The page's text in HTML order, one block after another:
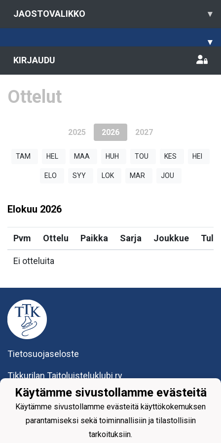
JAOSTOVALIKKO ▾
▾
KIRJAUDU
Ottelut
2025 2026 2027
TAM HEL MAA HUH TOU KES HEI
ELO SYY LOK MAR JOU
Elokuu 2026
Pvm Ottelu Paikka Sarja Joukkue
Ei otteluita
Tietosuojaseloste
Tikkurilan Taitoluisteluklubi ry
Käytämme sivustollamme evästeitä
Käytämme sivustollamme evästeitä käyttökokemuksen
parantamiseksi sekä toiminnallisiin ja tilastollisiin
tarkoituksiin.